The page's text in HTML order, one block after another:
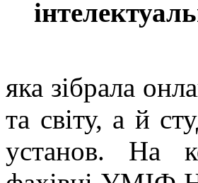
яка зібрала
та світу, а й
установ. На